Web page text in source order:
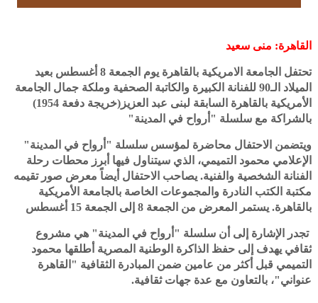
القاهرة: منى سعيد
تحتفل الجامعة الامريكية بالقاهرة يوم الجمعة 8 أغسطس بعيد
الميلاد الـ90 للفنانة الكبيرة والكاتبة الصحفية وملكة جمال الجامعة
الأمريكية بالقاهرة السابقة لبنى عبد العزيز(خريجة دفعة 1954)
بالشراكة مع سلسلة "أرواح في المدينة"
ويتضمن الاحتفال محاضرة لمؤسس سلسلة "أرواح في المدينة"
الإعلامي محمود التميمي، الذي سيتناول فيها أبرز محطات رحلة
الفنانة الشخصية والفنية. يصاحب الاحتفال أيضاً معرض صور تقيمه
مكتبة الكتب النادرة والمجموعات الخاصة بالجامعة الأمريكية
بالقاهرة. يستمر المعرض من الجمعة 8 إلى الجمعة 15 أغسطس
تجدر الإشارة إلى أن سلسلة "أرواح في المدينة" هي مشروع
ثقافي يهدف إلى حفظ الذاكرة الوطنية المصرية أطلقها محمود
التميمي قبل أكثر من عامين ضمن المبادرة الثقافية "القاهرة
عنواني"، بالتعاون مع عدة جهات ثقافية.